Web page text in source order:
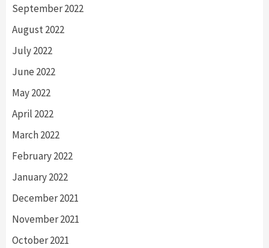
September 2022
August 2022
July 2022
June 2022
May 2022
April 2022
March 2022
February 2022
January 2022
December 2021
November 2021
October 2021